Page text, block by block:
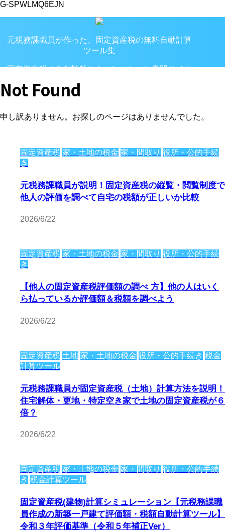
G-SPWLMQ6EJN
元税務課職員が作った、固定資産税の無料自動計算
ツール集
固定資産税の自動計算シミュレーション専門サイト
Not Found
申し訳ありません。お探しのページはありませんでした。
固定資産税 家・土地の税金 家・間取り 役所・公的手続
き
元税務課職員が説明！固定資産税の縦覧・閲覧制度で
他人の評価を調べて自宅の税額が正しいか比較
2026/6/22
固定資産税 家・土地の税金 家・間取り 役所・公的手続
き
【他人の固定資産税評価額の調べ 方】他の人はいく
ら払っているか評価額＆税額を調べよう
2026/6/22
固定資産税 土地 家・土地の税金 役所・公的手続き 税金
計算ツール
元税務課職員が固定資産税（土地）計算方法を説明！
住宅解体・更地・特定空き家で土地の固定資産税が６
倍？
2026/6/22
固定資産税 家・土地の税金 家・間取り 役所・公的手続
き 税金計算ツール
固定資産税(建物)計算シミュレーション【元税務課職
員作成の新築一戸建て評価額・税額自動計算ツール】
令和３年評価基準（令和５年補正Ver）